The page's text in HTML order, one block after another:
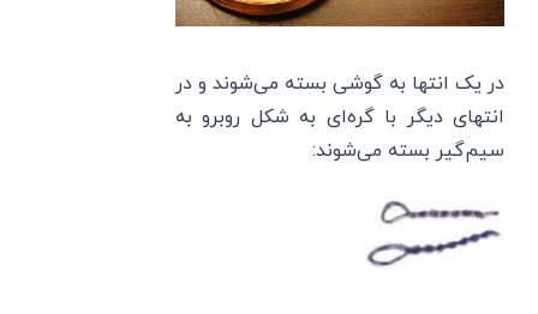
در یک انتها به گوشی بسته می‌شوند و در
انتهای دیگر با گره‌ای به شکل روبرو به
سیم‌گیر بسته می‌شوند: